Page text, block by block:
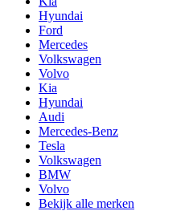
Hyundai
Ford
Mercedes
Volkswagen
Volvo
Kia
Hyundai
Audi
Mercedes-Benz
Tesla
Volkswagen
BMW
Volvo
Bekijk alle merken